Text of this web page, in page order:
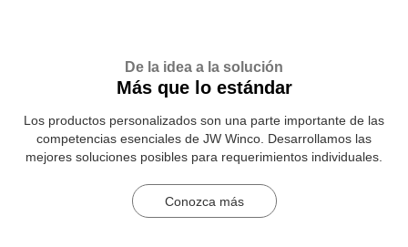
De la idea a la solución
Más que lo estándar
Los productos personalizados son una parte importante de las
competencias esenciales de JW Winco. Desarrollamos las
mejores soluciones posibles para requerimientos individuales.
Conozca más